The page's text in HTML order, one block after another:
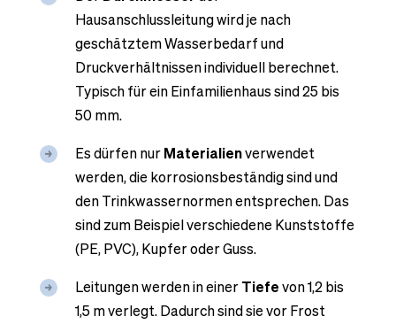
Hausanschlussleitung wird je nach
geschätztem Wasserbedarf und
Druckverhältnissen individuell berechnet.
Typisch für ein Einfamilienhaus sind 25 bis
50 mm.
Es dürfen nurMaterialienverwendet
werden, die korrosionsbeständig sind und
den Trinkwassernormen entsprechen. Das
sind zum Beispiel verschiedene Kunststoffe
(PE, PVC), Kupfer oder Guss.
Leitungen werden in einerTiefevon 1,2 bis
1,5 m verlegt. Dadurch sind sie vor Frost